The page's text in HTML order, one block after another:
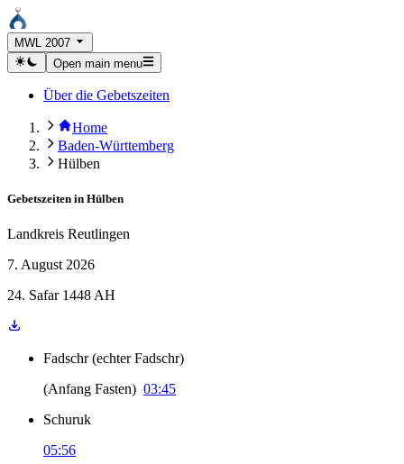
MWL 2007
Open main menu
Über die Gebetszeiten
Home
Baden-Württemberg
Hülben
Gebetszeiten in Hülben
Landkreis Reutlingen
7. August 2026
24. Safar 1448 AH
Fadschr (echter Fadschr)
(Anfang Fasten) 03:45
Schuruk
05:56